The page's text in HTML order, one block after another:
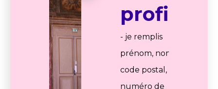
profil :
- je remplis
prénom, nom, ville,
code postal, statut,
numéro de